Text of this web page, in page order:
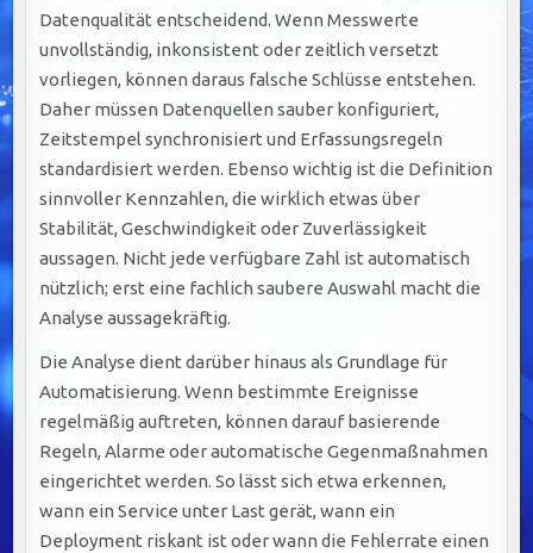
Datenqualität entscheidend. Wenn Messwerte
unvollständig, inkonsistent oder zeitlich versetzt
vorliegen, können daraus falsche Schlüsse entstehen.
Daher müssen Datenquellen sauber konfiguriert,
Zeitstempel synchronisiert und Erfassungsregeln
standardisiert werden. Ebenso wichtig ist die Definition
sinnvoller Kennzahlen, die wirklich etwas über
Stabilität, Geschwindigkeit oder Zuverlässigkeit
aussagen. Nicht jede verfügbare Zahl ist automatisch
nützlich; erst eine fachlich saubere Auswahl macht die
Analyse aussagekräftig.
Die Analyse dient darüber hinaus als Grundlage für
Automatisierung. Wenn bestimmte Ereignisse
regelmäßig auftreten, können darauf basierende
Regeln, Alarme oder automatische Gegenmaßnahmen
eingerichtet werden. So lässt sich etwa erkennen,
wann ein Service unter Last gerät, wann ein
Deployment riskant ist oder wann die Fehlerrate einen